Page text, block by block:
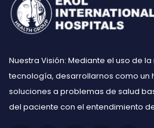
Nuestra Visión: Mediante el uso de
tecnología, desarrollarnos como un
soluciones a problemas de salud
del paciente con el entendimiento